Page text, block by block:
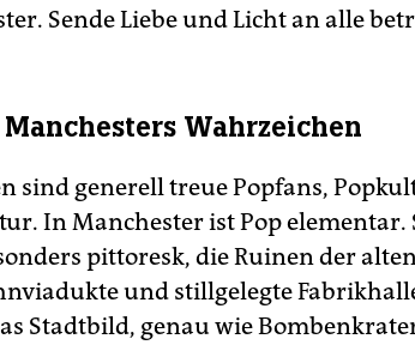
Sende Liebe und Licht an alle
Wahrzeichen
sind generell treue Popfans,
In Manchester ist Pop
pittoresk, die Ruinen der
und stillgelegte
Stadtbild, genau wie